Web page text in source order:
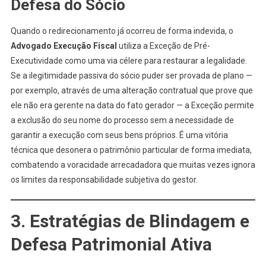
Defesa do Sócio
Quando o redirecionamento já ocorreu de forma indevida, o
Advogado Execução Fiscal utiliza a Exceção de Pré-
Executividade como uma via célere para restaurar a legalidade.
Se a ilegitimidade passiva do sócio puder ser provada de plano —
por exemplo, através de uma alteração contratual que prove que
ele não era gerente na data do fato gerador — a Exceção permite
a exclusão do seu nome do processo sem a necessidade de
garantir a execução com seus bens próprios. É uma vitória
técnica que desonera o patrimônio particular de forma imediata,
combatendo a voracidade arrecadadora que muitas vezes ignora
os limites da responsabilidade subjetiva do gestor.
3. Estratégias de Blindagem e
Defesa Patrimonial Ativa